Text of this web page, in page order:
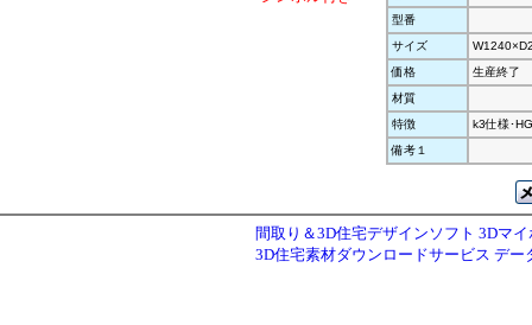
型番
サイズ
価格
生産終了
材質
特徴
k3仕様･
備考１
間取り＆3D住宅デザインソフト 3Dマ
3D住宅素材ダウンロードサービス デー